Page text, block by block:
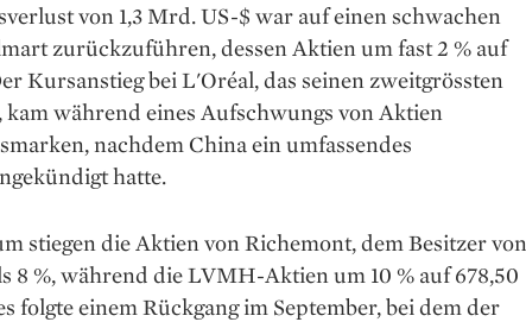
von 1,3 Mrd. US-$ war auf einen schwachen
zurückzuführen, dessen Aktien um fast 2 % auf
Kursanstieg bei L'Oréal, das seinen zweitgrössten
während eines Aufschwungs von Aktien
nachdem China ein umfassendes
hatte.
stiegen die Aktien von Richemont, dem Besitzer von
8 %, während die LVMH-Aktien um 10 % auf 678,50
folgte einem Rückgang im September, bei dem der